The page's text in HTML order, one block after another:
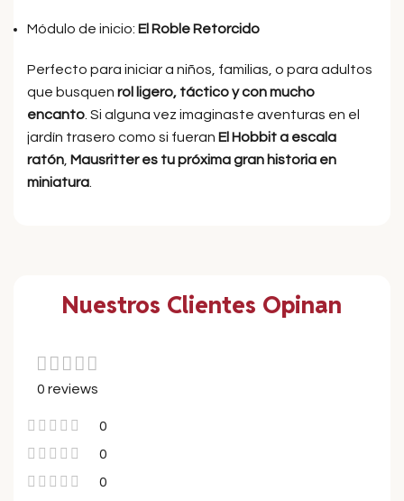
Módulo de inicio: El Roble Retorcido
Perfecto para iniciar a niños, familias, o para adultos
que busquen rol ligero, táctico y con mucho
encanto . Si alguna vez imaginaste aventuras en el
jardín trasero como si fueran El Hobbit a escala
ratón Mausritter es tu próxima gran historia en
miniatura
Nuestros Clientes Opinan
0 reviews
0
0
0